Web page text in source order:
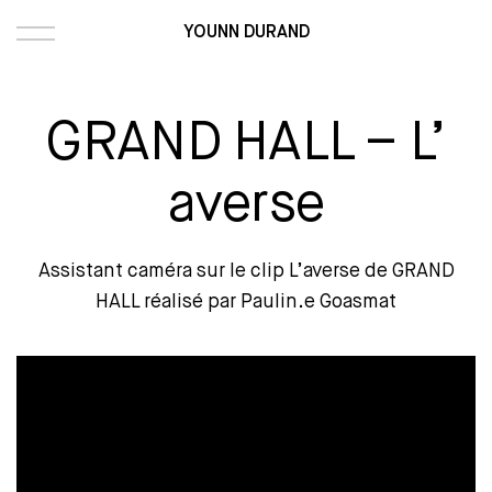
YOUNN DURAND
GRAND HALL – L’
averse
Assistant caméra sur le clip L’averse de GRAND
HALL réalisé par Paulin.e Goasmat